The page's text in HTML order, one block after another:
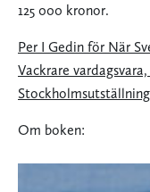
125 000 kronor.
Per I Gedin för När
Vackrare
Om boken: